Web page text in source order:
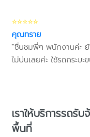
⭐⭐⭐⭐⭐
คุณทราย
"ชื่นชมพี่ๆ พนักงานค่ะ
ไม่บ่นเลยค่ะ ใช้รถกระบ
เราให้บริการรถรั
พื้นที่